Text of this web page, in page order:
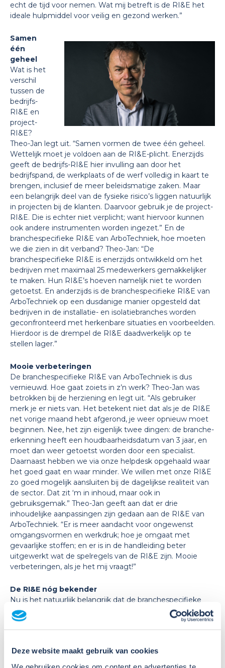
Deze website maakt gebruik van cookies
echt de tijd voor nemen. Wat mij betreft is de RI&E het
ideale hulpmiddel voor veilig en gezond werken.”
Samen
één
geheel
Wat is het
verschil
tussen de
bedrijfs-
RI&E en
project-
RI&E?
Theo-Jan legt uit. “Samen vormen de twee één geheel.
Wettelijk moet je voldoen aan de RI&E-plicht. Enerzijds
geeft de bedrijfs-RI&E hier invulling aan door het
bedrijfspand, de werkplaats of de werf volledig in kaart te
brengen, inclusief de meer beleidsmatige zaken. Maar
een belangrijk deel van de fysieke risico’s liggen natuurlijk
in projecten bij de klanten. Daarvoor gebruik je de project-
RI&E. Die is echter niet verplicht; want hiervoor kunnen
ook andere instrumenten worden ingezet.” En de
branchespecifieke RI&E van ArboTechniek, hoe moeten
we die zien in dit verband? Theo-Jan: “De
branchespecifieke RI&E is enerzijds ontwikkeld om het
bedrijven met maximaal 25 medewerkers gemakkelijker
te maken. Hun RI&E’s hoeven namelijk niet te worden
getoetst. En anderzijds is de branchespecifieke RI&E van
ArboTechniek op een dusdanige manier opgesteld dat
bedrijven in de installatie- en isolatiebranches worden
geconfronteerd met herkenbare situaties en voorbeelden.
Hierdoor is de drempel de RI&E daadwerkelijk op te
stellen lager.”
Mooie verbeteringen
De branchespecifieke RI&E van ArboTechniek is dus
vernieuwd. Hoe gaat zoiets in z’n werk? Theo-Jan was
betrokken bij de herziening en legt uit. “Als gebruiker
merk je er niets van. Het betekent niet dat als je de RI&E
net vorige maand hebt afgerond, je weer opnieuw moet
beginnen. Nee, het zijn eigenlijk twee dingen: de branche-
erkenning heeft een houdbaarheidsdatum van 3 jaar, en
moet dan weer getoetst worden door een specialist.
Daarnaast hebben we via onze helpdesk opgehaald waar
het goed gaat en waar minder. We willen met onze RI&E
zo goed mogelijk aansluiten bij de dagelijkse realiteit van
de sector. Dat zit ‘m in inhoud, maar ook in
gebruiksgemak.” Theo-Jan geeft aan dat er drie
inhoudelijke aanpassingen zijn gedaan aan de RI&E van
ArboTechniek. “Er is meer aandacht voor ongewenst
omgangsvormen en werkdruk; hoe je omgaat met
gevaarlijke stoffen; en er is in de handleiding beter
uitgewerkt wat de spelregels van de RI&E zijn. Mooie
verbeteringen, als je het mij vraagt!”
De RI&E nóg bekender
Nu is het natuurlijk belangrijk dat de branchespecifieke
RI&E nóg bekender wordt bij de bedrijven in de installatie-
en isolatiebranches. Hoe gaat ArboTechniek hiervoor
zorgen? Theo-Jan: “We proberen er altijd veel over te
tijdens Praktijkdagen of en op andere evenementen zoals
de Week van de RI&E. Daarnaast vervullen onze